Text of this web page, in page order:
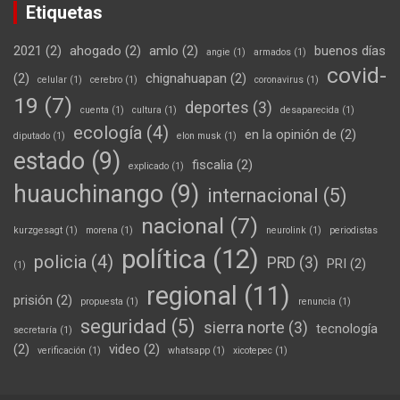
Etiquetas
2021 (2) ahogado (2) amlo (2) angie (1) armados (1)
buenos días
(2)
celular (1) cerebro (1) chignahuapan (2) coronavirus (1)
covid-
19 (7) cuenta (1) cultura (1) deportes (3) desaparecida (1)
diputado (1) ecología (4) elon musk (1) en la opinión de (2)
estado (9) explicado (1) fiscalia (2)
huauchinango (9) internacional (5)
kurzgesagt (1) morena (1) nacional (7) neurolink (1) periodistas
(1) policia (4) política (12) PRD (3) PRI (2)
prisión (2) propuesta (1) regional (11) renuncia (1)
secretaría (1) seguridad (5) sierra norte (3) tecnología
(2)
verificación (1) video (2) whatsapp (1) xicotepec (1)